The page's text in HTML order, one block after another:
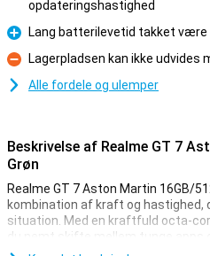
Fordele
opdateringshastighed
Fordele
Lang batterilevetid takket
Ulemper
Lagerpladsen kan ikke udvides
Alle fordele og ulemper
Beskrivelse af Realme GT 7
Grøn
Realme GT 7 Aston Martin 16GB/
kombination af kraft og hastighed,
situation. Med en kraftfuld octa-
du nemt skifte mellem tunge apps
enhed er ideel til alle, der elsker